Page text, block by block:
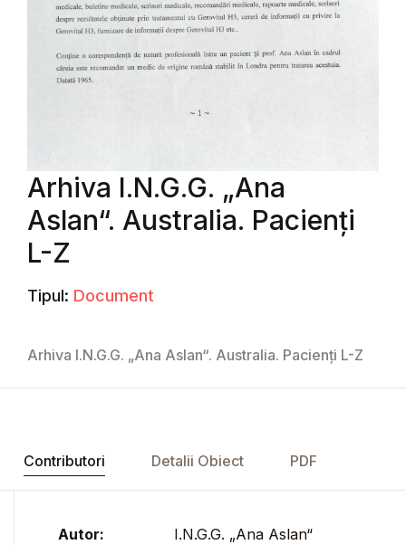
Arhiva I.N.G.G. „Ana
Aslan“. Australia. Pacienți
L-Z
Tipul: Document
Arhiva I.N.G.G. „Ana Aslan“. Australia. Pacienți L-Z
Contributori Detalii Obiect PDF
Autor: I.N.G.G. „Ana Aslan“